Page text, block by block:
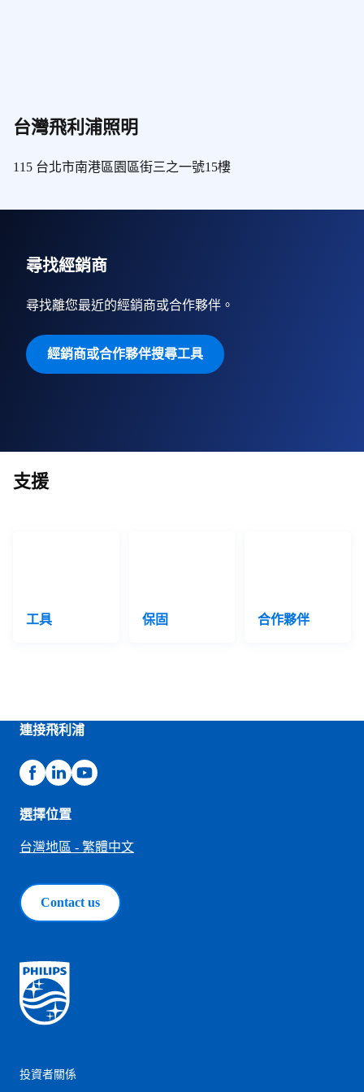
台灣飛利浦照明
115 台北市南港區園區街三之一號15樓
尋找經銷商
尋找離您最近的經銷商或合作夥伴。
經銷商或合作夥伴搜尋工具
支援
工具 保固 合作夥伴
連接飛利浦
選擇位置
台灣地區 - 繁體中文
Contact us
投資者關係